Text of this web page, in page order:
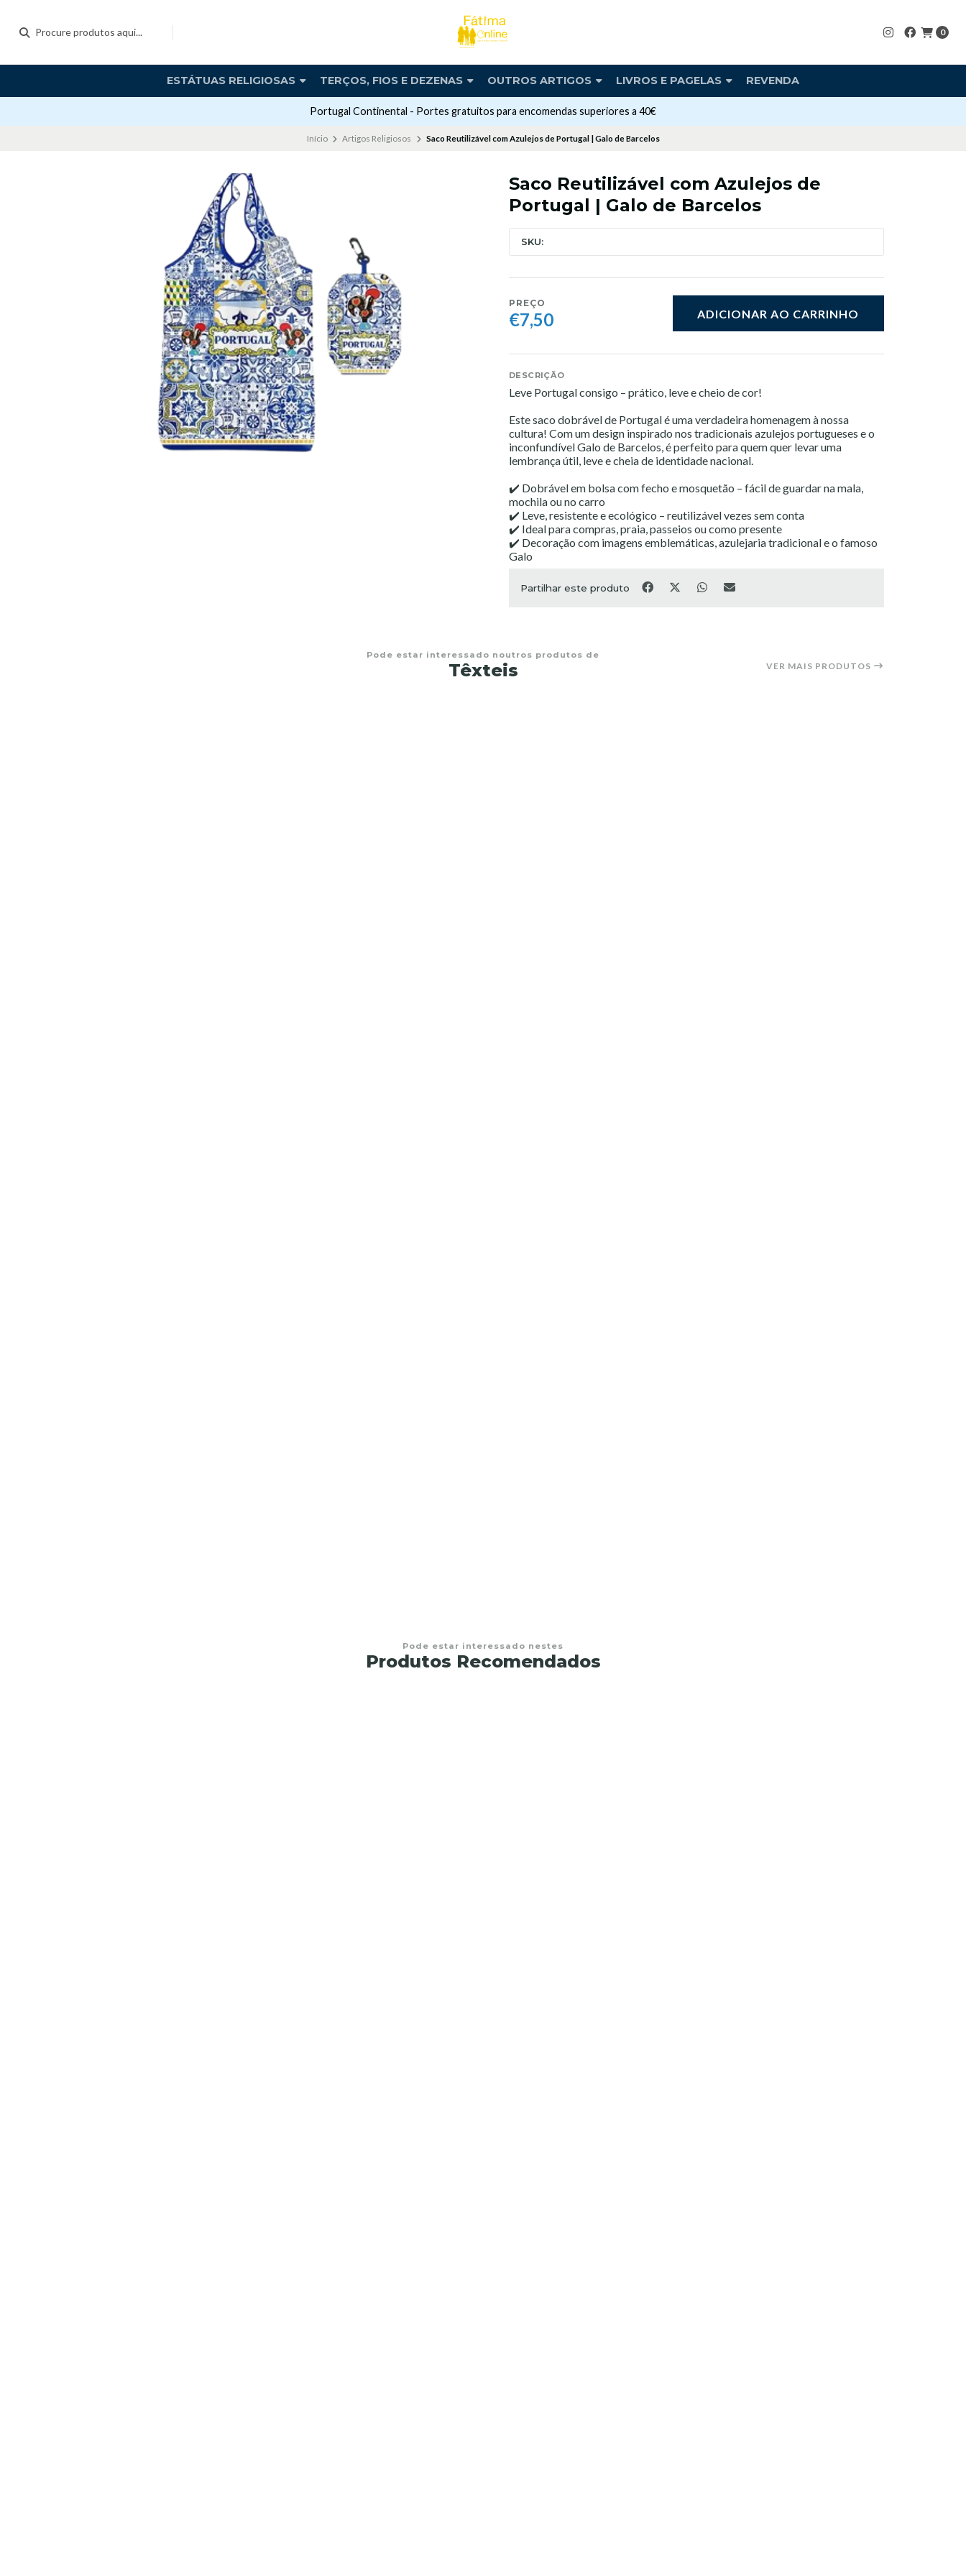
0
ESTÁTUAS RELIGIOSAS TERÇOS, FIOS E DEZENAS OUTROS ARTIGOS LIVROS E PAGELAS REVENDA
Portugal Continental - Portes gratuitos para encomendas superiores a 40€
Início Artigos Religiosos Saco Reutilizável com Azulejos de Portugal | Galo de Barcelos
Saco Reutilizável com Azulejos de
Portugal | Galo de Barcelos
SKU:
PREÇO
€7,50 ADICIONAR AO CARRINHO
DESCRIÇÃO
Leve Portugal consigo – prático, leve e cheio de cor!
Este saco dobrável de Portugal é uma verdadeira homenagem à nossa
cultura! Com um design inspirado nos tradicionais azulejos portugueses e o
inconfundível Galo de Barcelos, é perfeito para quem quer levar uma
lembrança útil, leve e cheia de identidade nacional.
✔️ Dobrável em bolsa com fecho e mosquetão – fácil de guardar na mala,
mochila ou no carro
✔️ Leve, resistente e ecológico – reutilizável vezes sem conta
✔️ Ideal para compras, praia, passeios ou como presente
✔️ Decoração com imagens emblemáticas, azulejaria tradicional e o famoso
Galo
Partilhar este produto
Pode estar interessado noutros produtos de
Têxteis VER MAIS PRODUTOS
Pode estar interessado nestes
Produtos Recomendados